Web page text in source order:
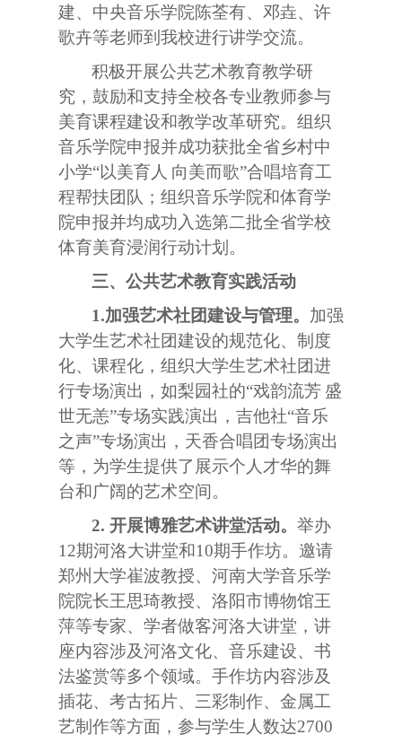
建、中央音乐学院陈荃有、邓垚、许
歌卉等老师到我校进行讲学交流。
积极开展公共艺术教育教学研
究，鼓励和支持全校各专业教师参与
美育课程建设和教学改革研究。组织
音乐学院申报并成功获批全省乡村中
小学“以美育人 向美而歌”合唱培育工
程帮扶团队；组织音乐学院和体育学
院申报并均成功入选第二批全省学校
体育美育浸润行动计划。
三、公共艺术教育实践活动
1.加强艺术社团建设与管理。 加强
大学生艺术社团建设的规范化、制度
化、课程化，组织大学生艺术社团进
行专场演出，如梨园社的“戏韵流芳 盛
世无恙”专场实践演出，吉他社“音乐
之声”专场演出，天香合唱团专场演出
等，为学生提供了展示个人才华的舞
台和广阔的艺术空间。
2. 开展博雅艺术讲堂活动。 举办
12期河洛大讲堂和10期手作坊。 邀请
郑州大学崔波教授、河南大学音乐学
院院长王思琦教授、洛阳市博物馆王
萍等专家、学者做客河洛大讲堂， 讲
座内容涉及河洛文化、音乐建设、书
法鉴赏等多个领域。手作坊内容涉及
插花、考古拓片、三彩制作、金属工
艺制作等方面，参与学生人数达2700